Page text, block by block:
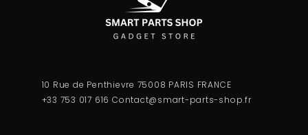
10 Rue de Penthievre 75008 PARIS FRANCE
+33 753 017 616 Contact@smart-parts-shop.fr